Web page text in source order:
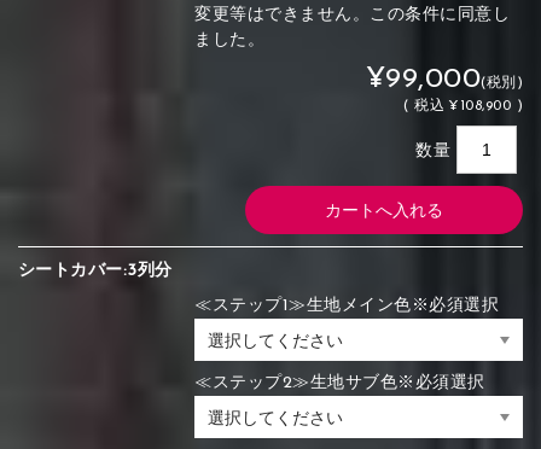
変更等はできません。この条件に同意し
ました。
¥99,000(税別)
(税込 ¥108,900 )
数量
シートカバー:3列分
≪ステップ1≫生地メイン色※必須選択
≪ステップ2≫生地サブ色※必須選択